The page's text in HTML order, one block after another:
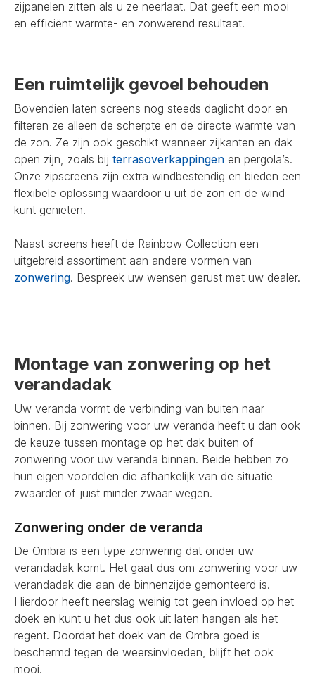
zijpanelen zitten als u ze neerlaat. Dat geeft een mooi
en efficiënt warmte- en zonwerend resultaat.
Een ruimtelijk gevoel behouden
Bovendien laten screens nog steeds daglicht door en
filteren ze alleen de scherpte en de directe warmte van
de zon. Ze zijn ook geschikt wanneer zijkanten en dak
open zijn, zoals bij terrasoverkappingen en pergola’s.
Onze zipscreens zijn extra windbestendig en bieden een
flexibele oplossing waardoor u uit de zon en de wind
kunt genieten.
Naast screens heeft de Rainbow Collection een
uitgebreid assortiment aan andere vormen van
zonwering. Bespreek uw wensen gerust met uw dealer.
Montage van zonwering op het
verandadak
Uw veranda vormt de verbinding van buiten naar
binnen. Bij zonwering voor uw veranda heeft u dan ook
de keuze tussen montage op het dak buiten of
zonwering voor uw veranda binnen. Beide hebben zo
hun eigen voordelen die afhankelijk van de situatie
zwaarder of juist minder zwaar wegen.
Zonwering onder de veranda
De Ombra is een type zonwering dat onder uw
verandadak komt. Het gaat dus om zonwering voor uw
verandadak die aan de binnenzijde gemonteerd is.
Hierdoor heeft neerslag weinig tot geen invloed op het
doek en kunt u het dus ook uit laten hangen als het
regent. Doordat het doek van de Ombra goed is
beschermd tegen de weersinvloeden, blijft het ook
mooi.